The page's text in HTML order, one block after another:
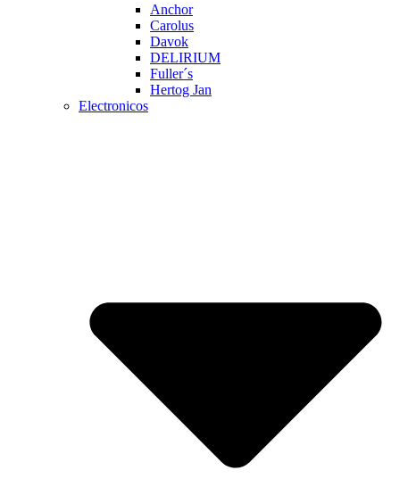
Anchor
Carolus
Davok
DELIRIUM
Fuller´s
Hertog Jan
Electronicos